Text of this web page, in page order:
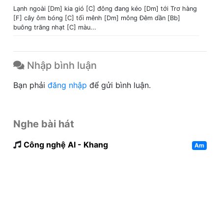
Lạnh ngoài [Dm] kia gió [C] đông đang kéo [Dm] tới Trơ hàng
[F] cây ôm bóng [C] tối mênh [Dm] mông Đêm dần [Bb]
buông trăng nhạt [C] màu...
Nhập bình luận
Bạn phải đăng nhập để gửi bình luận.
Nghe bài hát
Công nghệ AI - Khang Am